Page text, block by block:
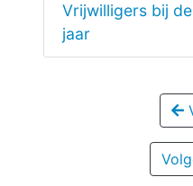
Vrijwilligers bij
jaar